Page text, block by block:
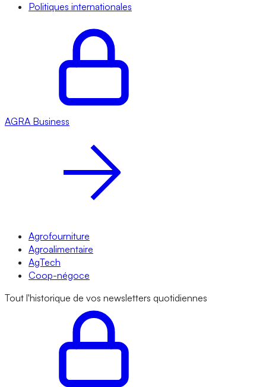
Politiques internationales
AGRA Business
Agrofourniture
Agroalimentaire
AgTech
Coop-négoce
Tout l'historique de vos newsletters quotidiennes